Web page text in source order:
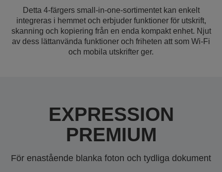
Detta 4-färgers small-in-one-sortimentet kan enkelt
integreras i hemmet och erbjuder funktioner för utskrift,
skanning och kopiering från en enda kompakt enhet. Njut
av dess lättanvända funktioner och friheten att som Wi-Fi
och mobila utskrifter ger.
EXPRESSION
PREMIUM
För enastående blanka foton och tydliga dokument